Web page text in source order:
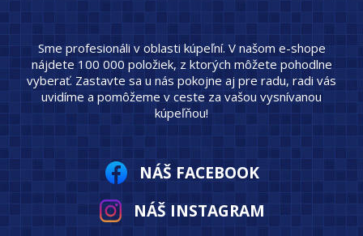
Sme profesionáli v oblasti kúpeľní. V našom e-shope
nájdete 100 000 položiek, z ktorých môžete pohodlne
vyberať. Zastavte sa u nás pokojne aj pre radu, radi vás
uvidíme a pomôžeme v ceste za vašou vysnívanou
kúpeľňou!
NÁŠ FACEBOOK
NÁŠ INSTAGRAM